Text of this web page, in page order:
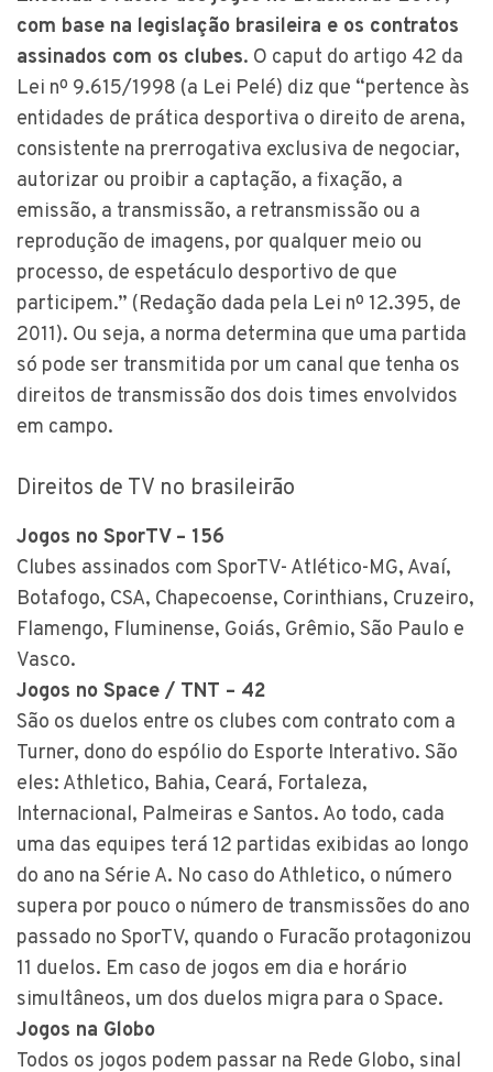
com base na legislação brasileira e os contratos
assinados com os clubes. O caput do artigo 42 da
Lei nº 9.615/1998 (a Lei Pelé) diz que “pertence às
entidades de prática desportiva o direito de arena,
consistente na prerrogativa exclusiva de negociar,
autorizar ou proibir a captação, a fixação, a
emissão, a transmissão, a retransmissão ou a
reprodução de imagens, por qualquer meio ou
processo, de espetáculo desportivo de que
participem.” (Redação dada pela Lei nº 12.395, de
2011). Ou seja, a norma determina que uma partida
só pode ser transmitida por um canal que tenha os
direitos de transmissão dos dois times envolvidos
em campo.
Direitos de TV no brasileirão
Jogos no SporTV – 156
Clubes assinados com SporTV- Atlético-MG, Avaí,
Botafogo, CSA, Chapecoense, Corinthians, Cruzeiro,
Flamengo, Fluminense, Goiás, Grêmio, São Paulo e
Vasco.
Jogos no Space / TNT – 42
São os duelos entre os clubes com contrato com a
Turner, dono do espólio do Esporte Interativo. São
eles: Athletico, Bahia, Ceará, Fortaleza,
Internacional, Palmeiras e Santos. Ao todo, cada
uma das equipes terá 12 partidas exibidas ao longo
do ano na Série A. No caso do Athletico, o número
supera por pouco o número de transmissões do ano
passado no SporTV, quando o Furacão protagonizou
11 duelos. Em caso de jogos em dia e horário
simultâneos, um dos duelos migra para o Space.
Jogos na Globo
Todos os jogos podem passar na Rede Globo, sinal